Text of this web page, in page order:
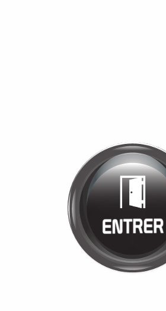
Bienvenue chez
ETS VIGNON
Cliquez pour entrer